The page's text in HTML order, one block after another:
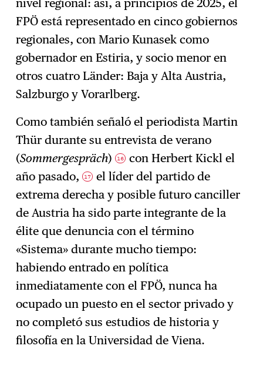
FPÖ está representado en cinco gobiernos
regionales, con Mario Kunasek como
gobernador en Estiria, y socio menor en
otros cuatro Länder: Baja y Alta Austria,
Salzburgo y Vorarlberg.
Como también señaló el periodista Martin
Thür durante su entrevista de verano
(Sommergespräch)16 con Herbert Kickl el
año pasado,17 el líder del partido de
extrema derecha y posible futuro canciller
de Austria ha sido parte integrante de la
élite que denuncia con el término
«Sistema» durante mucho tiempo:
habiendo entrado en política
inmediatamente con el FPÖ, nunca ha
ocupado un puesto en el sector privado y
no completó sus estudios de historia y
filosofía en la Universidad de Viena.